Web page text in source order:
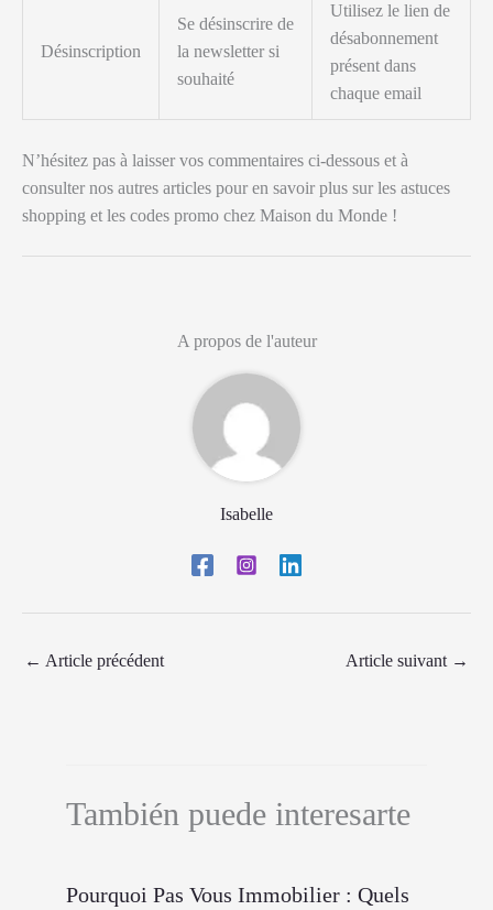
Désinscription
Se désinscrire de
la newsletter si
souhaité
Utilisez le lien de
désabonnement
présent dans
chaque email
N’hésitez pas à laisser vos commentaires ci-dessous et à
consulter nos autres articles pour en savoir plus sur les astuces
shopping et les codes promo chez Maison du Monde !
A propos de l'auteur
Isabelle
← Article précédent Article suivant →
También puede interesarte
Pourquoi Pas Vous Immobilier : Quels